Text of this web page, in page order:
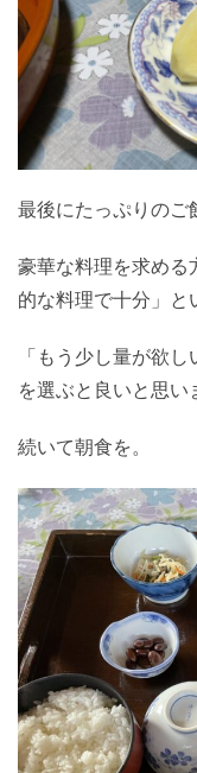
最後にたっぷりのご
豪華な料理を求める
的な料理で十分」と
「もう少し量が欲
を選ぶと良いと思い
続いて朝食を。